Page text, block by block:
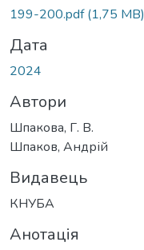
199-200.pdf(1,75 MB)
Дата
2024
Автори
Шпакова, Г. В.
Шпаков, Андрій
Видавець
КНУБА
Анотація